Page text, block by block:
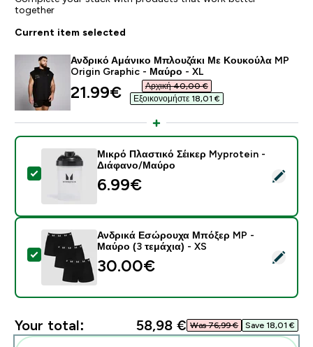
together
Current item selected
Ανδρικό Αμάνικο Μπλουζάκι Με Κουκούλα MP
Origin Graphic - Μαύρο - XL
discounted price
21.99€‎
Αρχική 40,00 €‎
Εξοικονομήστε 18,01 €‎
Select this product - Μικρό Πλαστικό Σέικερ
Μικρό Πλαστικό Σέικερ Myprotein -
Διάφανο/Μαύρο
6.99€‎
Select this product - Ανδρικά Εσώρουχα Μπόξερ MP
Ανδρικά Εσώρουχα Μπόξερ MP -
Μαύρο (3 τεμάχια) - XS
30.00€‎
Your total: 58,98 €‎ Was 76,99 €‎ Save 18,01 €‎